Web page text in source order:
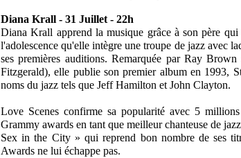
Diana Krall - 31 Juillet - 22h
Diana Krall apprend la musique grâce à son père
l'adolescence qu'elle intègre une troupe de jazz avec
ses premières auditions. Remarquée par Ray
Fitzgerald), elle publie son premier album en 1993,
noms du jazz tels que Jeff Hamilton et John Clayton.
Love Scenes confirme sa popularité avec 5
Grammy awards en tant que meilleur chanteuse de
Sex in the City » qui reprend bon nombre de ses
Awards ne lui échappe pas.